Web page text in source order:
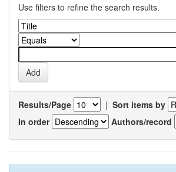
Use filters to refine the search results.
Results/Page | Sort items by
In order
Authors/record